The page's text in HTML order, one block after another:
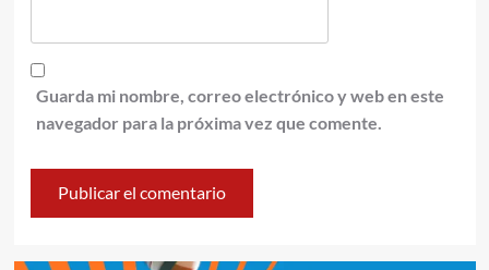
Guarda mi nombre, correo electrónico y web en este
navegador para la próxima vez que comente.